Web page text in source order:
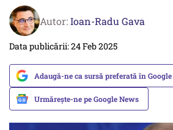
Autor:Ioan-Radu Gava
Data publicării: 24 Feb 2025
Adaugă-ne ca sursă preferată în Google
Urmărește-ne pe Google News